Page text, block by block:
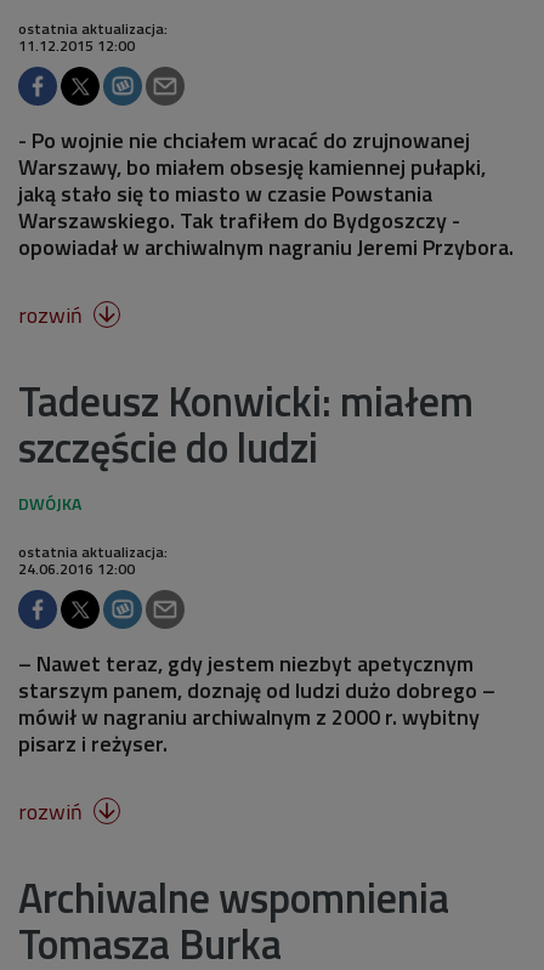
ostatnia aktualizacja:
11.12.2015 12:00
- Po wojnie nie chciałem wracać do zrujnowanej
Warszawy, bo miałem obsesję kamiennej pułapki,
jaką stało się to miasto w czasie Powstania
Warszawskiego. Tak trafiłem do Bydgoszczy -
opowiadał w archiwalnym nagraniu Jeremi Przybora.
rozwiń 
Tadeusz Konwicki: miałem
szczęście do ludzi
ostatnia aktualizacja:
24.06.2016 12:00
– Nawet teraz, gdy jestem niezbyt apetycznym
starszym panem, doznaję od ludzi dużo dobrego –
mówił w nagraniu archiwalnym z 2000 r. wybitny
pisarz i reżyser.
rozwiń 
Archiwalne wspomnienia
Tomasza Burka